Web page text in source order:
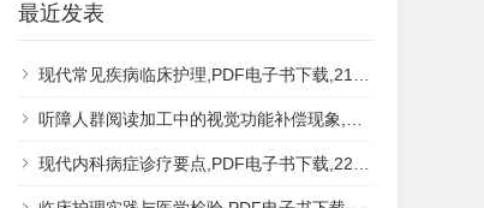
最近发表
现代常见疾病临床护理,PDF电子书下载,217MB,网盘资源
听障人群阅读加工中的视觉功能补偿现象,秦钊,PDF电子书下载,网盘资源
现代内科病症诊疗要点,PDF电子书下载,223MB,网盘资源